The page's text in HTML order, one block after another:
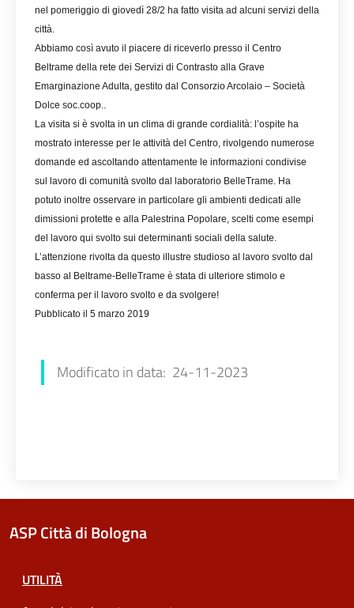
nel pomeriggio di giovedì 28/2 ha fatto visita ad alcuni servizi della
città.
Abbiamo così avuto il piacere di riceverlo presso il Centro
Beltrame della rete dei Servizi di Contrasto alla Grave
Emarginazione Adulta, gestito dal Consorzio Arcolaio – Società
Dolce soc.coop..
La visita si è svolta in un clima di grande cordialità: l’ospite ha
mostrato interesse per le attività del Centro, rivolgendo numerose
domande ed ascoltando attentamente le informazioni condivise
sul lavoro di comunità svolto dal laboratorio BelleTrame. Ha
potuto inoltre osservare in particolare gli ambienti dedicati alle
dimissioni protette e alla Palestrina Popolare, scelti come esempi
del lavoro qui svolto sui determinanti sociali della salute.
L’attenzione rivolta da questo illustre studioso al lavoro svolto dal
basso al Beltrame-BelleTrame è stata di ulteriore stimolo e
conferma per il lavoro svolto e da svolgere!
Pubblicato il 5 marzo 2019
Modificato in data: 24-11-2023
ASP Città di Bologna
UTILITÀ